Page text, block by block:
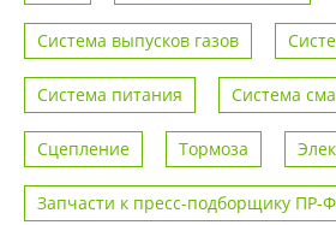
Система выпусков газов
Система питания Система
Сцепление Тормоза
Запчасти к пресс-подборщику ПР-